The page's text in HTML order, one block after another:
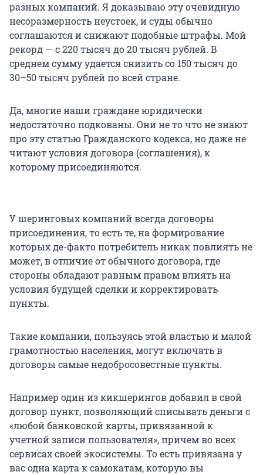
разных компаний. Я доказываю эту очевидную
несоразмерность неустоек, и суды обычно
соглашаются и снижают подобные штрафы. Мой
рекорд — с220 тысяч до20 тысяч рублей. В
среднем сумму удается снизить со 150 тысяч до
30–50 тысяч рублей по всей стране.
Да, многие наши граждане юридически
недостаточно подкованы. Они не то что не знают
про эту статью Гражданского кодекса, но даже не
читают условия договора (соглашения), к
которому присоединяются.
У шеринговых компаний всегда договоры
присоединения, то есть те, на формирование
которых де-факто потребитель никак повлиять не
может, в отличие от обычного договора, где
стороны обладают равным правом влиять на
условия будущей сделки и корректировать
пункты.
Такие компании, пользуясь этой властью и малой
грамотностью населения, могут включать в
договоры самые недобросовестные пункты.
Например один из кикшерингов добавил в свой
договор пункт, позволяющий списывать деньги с
«любой банковской карты, привязанной к
учетной записи пользователя», причем во всех
сервисах своей экосистемы. То есть привязана у
вас одна карта к самокатам, которую вы